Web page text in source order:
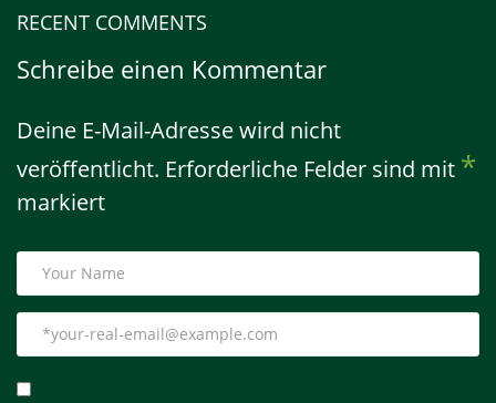
RECENT COMMENTS
Schreibe einen Kommentar
Deine E-Mail-Adresse wird nicht
veröffentlicht. Erforderliche Felder sind mit *
markiert